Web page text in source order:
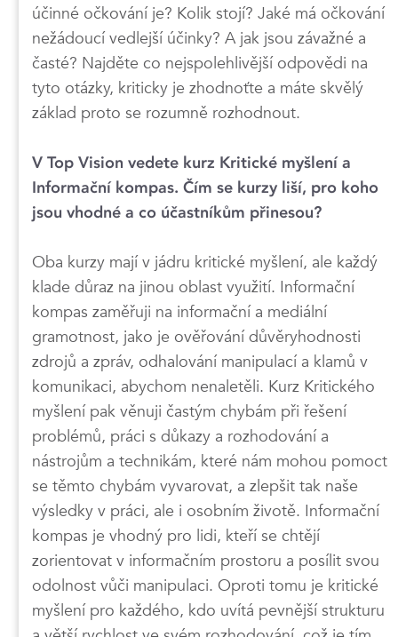
účinné očkování je? Kolik stojí? Jaké má očkování
nežádoucí vedlejší účinky? A jak jsou závažné a
časté? Najděte co nejspolehlivější odpovědi na
tyto otázky, kriticky je zhodnoťte a máte skvělý
základ proto se rozumně rozhodnout.
V Top Vision vedete kurz Kritické myšlení a
Informační kompas. Čím se kurzy liší, pro koho
jsou vhodné a co účastníkům přinesou?
Oba kurzy mají v jádru kritické myšlení, ale každý
klade důraz na jinou oblast využití. Informační
kompas zaměřuji na informační a mediální
gramotnost, jako je ověřování důvěryhodnosti
zdrojů a zpráv, odhalování manipulací a klamů v
komunikaci, abychom nenaletěli. Kurz Kritického
myšlení pak věnuji častým chybám při řešení
problémů, práci s důkazy a rozhodování a
nástrojům a technikám, které nám mohou pomoct
se těmto chybám vyvarovat, a zlepšit tak naše
výsledky v práci, ale i osobním životě. Informační
kompas je vhodný pro lidi, kteří se chtějí
zorientovat v informačním prostoru a posílit svou
odolnost vůči manipulaci. Oproti tomu je kritické
myšlení pro každého, kdo uvítá pevnější strukturu